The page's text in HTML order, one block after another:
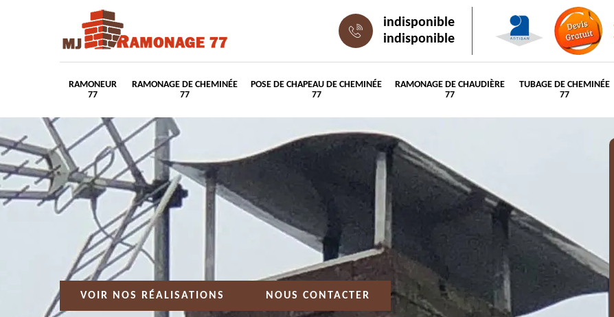
indisponible
indisponible
RAMONEUR
77
RAMONAGE DE CHEMINÉE
77
POSE DE CHAPEAU DE CHEMINÉE
77
RAMONAGE DE CHAUDIÈRE
77
TUBAGE DE CHEMINÉE
77
VOIR NOS RÉALISATIONS NOUS CONTACTER